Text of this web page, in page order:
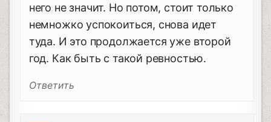
него не значит. Но потом, стоит только
немножко успокоиться, снова идет
туда. И это продолжается уже второй
год. Как быть с такой ревностью.
Ответить